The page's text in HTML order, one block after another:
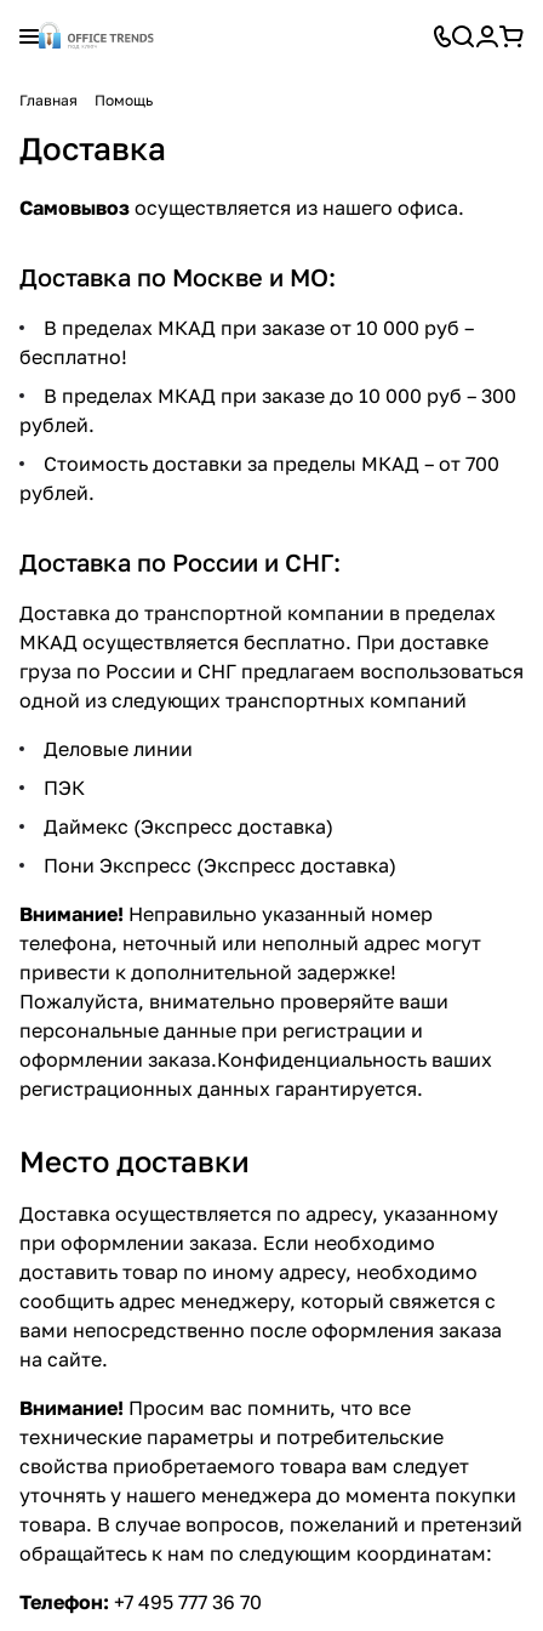
Главная Помощь
Доставка
Самовывоз осуществляется из нашего офиса.
Доставка по Москве и МО:
В пределах МКАД при заказе от 10 000 руб –
бесплатно!
В пределах МКАД при заказе до 10 000 руб – 300
рублей.
Стоимость доставки за пределы МКАД – от 700
рублей.
Доставка по России и СНГ:
Доставка до транспортной компании в пределах
МКАД осуществляется бесплатно. При доставке
груза по России и СНГ предлагаем воспользоваться
одной из следующих транспортных компаний
Деловые линии
ПЭК
Даймекс (Экспресс доставка)
Пони Экспресс (Экспресс доставка)
Внимание! Неправильно указанный номер
телефона, неточный или неполный адрес могут
привести к дополнительной задержке!
Пожалуйста, внимательно проверяйте ваши
персональные данные при регистрации и
оформлении заказа.Конфиденциальность ваших
регистрационных данных гарантируется.
Место доставки
Доставка осуществляется по адресу, указанному
при оформлении заказа. Если необходимо
доставить товар по иному адресу, необходимо
сообщить адрес менеджеру, который свяжется с
вами непосредственно после оформления заказа
на сайте.
Внимание! Просим вас помнить, что все
технические параметры и потребительские
свойства приобретаемого товара вам следует
уточнять у нашего менеджера до момента покупки
товара. В случае вопросов, пожеланий и претензий
обращайтесь к нам по следующим координатам:
Телефон: +7 495 777 36 70